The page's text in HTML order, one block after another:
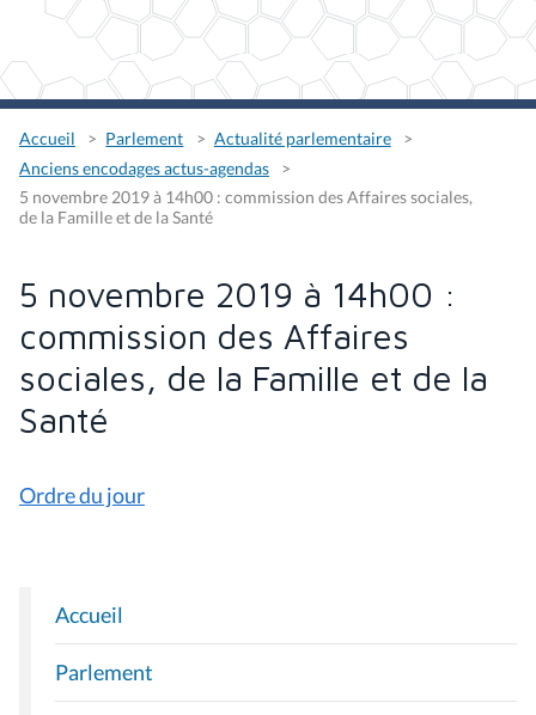
Accueil Parlement
Actualité parlementaire
Anciens encodages actus-agendas
5 novembre 2019 à 14h00 : commission des Affaires sociales,
de la Famille et de la Santé
5 novembre 2019 à 14h00 :
commission des Affaires
sociales, de la Famille et de la
Santé
Ordre du jour
N
A
V
Accueil
Parlement